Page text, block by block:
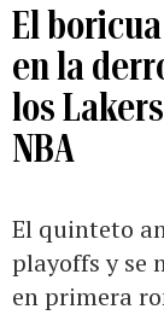
El
en la
los
NBA
El quinteto
playoffs y se
en primera